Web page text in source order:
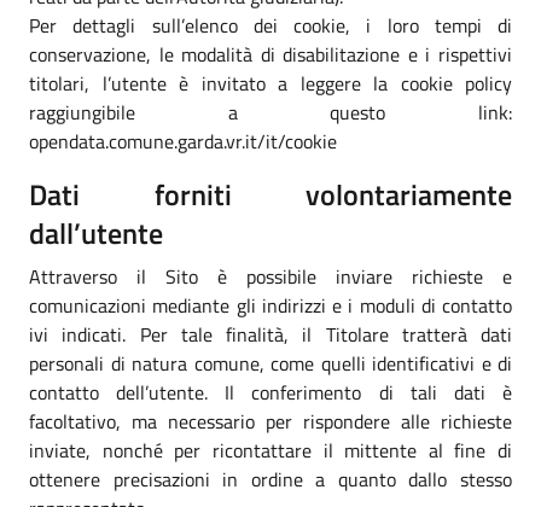
Per dettagli sull’elenco dei cookie, i loro tempi di
conservazione, le modalità di disabilitazione e i rispettivi
titolari, l’utente è invitato a leggere la cookie policy
raggiungibile a questo link:
opendata.comune.garda.vr.it/it/cookie
Dati forniti volontariamente
dall’utente
Attraverso il Sito è possibile inviare richieste e
comunicazioni mediante gli indirizzi e i moduli di contatto
ivi indicati. Per tale finalità, il Titolare tratterà dati
personali di natura comune, come quelli identificativi e di
contatto dell’utente. Il conferimento di tali dati è
facoltativo, ma necessario per rispondere alle richieste
inviate, nonché per ricontattare il mittente al fine di
ottenere precisazioni in ordine a quanto dallo stesso